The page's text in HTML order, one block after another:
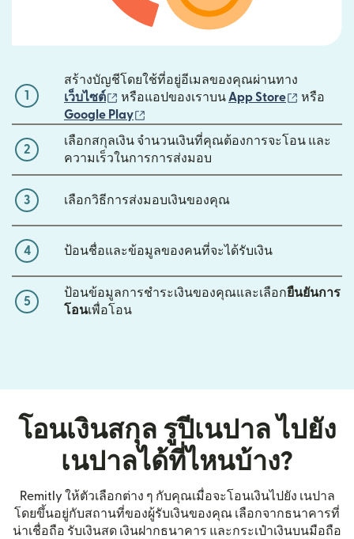
1
สร้างบัญชีโดยใช้ที่อยู่อีเมลของคุณผ่านทาง
เว็บไซต์
(เปิดในหน้าต่างใหม่)
หรือแอปของเราบนApp Store (เปิดในห
หรือ
Google Play
2
เลือกสกุลเงิน จำนวนเงินที่คุณต้องการจะโอน และ
ความเร็วในการการส่งมอบ
3 เลือกวิธีการส่งมอบเงินของคุณ
4 ป้อนชื่อและข้อมูลของคนที่จะได้รับเงิน
5
ป้อนข้อมูลการชำระเงินของคุณและเลือกยืนยันการ
โอนเพื่อโอน
โอนเงินสกุล รูปีเนปาล ไปยัง
เนปาลได้ที่ไหนบ้าง?
Remitly ให้ตัวเลือกต่าง ๆ กับคุณเมื่อจะโอนเงินไปยัง เนปาล
โดยขึ้นอยู่กับสถานที่ของผู้รับเงินของคุณ เลือกจากธนาคารที่
น่าเชื่อถือ รับเงินสด เงินฝากธนาคาร และกระเป๋าเงินบนมือถือ